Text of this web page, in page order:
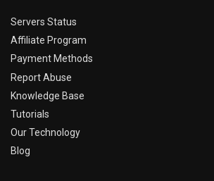
Servers Status
Affiliate Program
Payment Methods
Report Abuse
Knowledge Base
Tutorials
Our Technology
Blog